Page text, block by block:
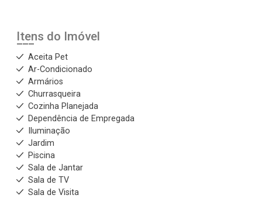
Itens do Imóvel
Aceita Pet
Ar-Condicionado
Armários
Churrasqueira
Cozinha Planejada
Dependência de Empregada
Iluminação
Jardim
Piscina
Sala de Jantar
Sala de TV
Sala de Visita